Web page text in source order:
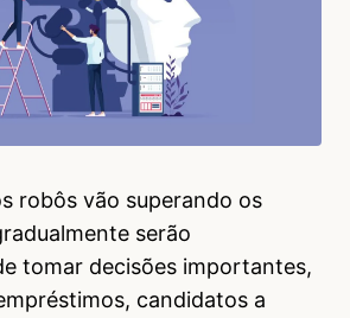
robôs vão superando os
serão
tomar decisões importantes,
candidatos a